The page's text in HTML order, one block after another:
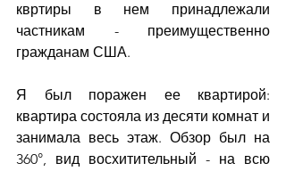
квртиры в нем принадлежали
частникам - преимущественно
гражданам США.
Я был поражен ее квартирой:
квартира состояла из десяти комнат и
занимала весь этаж. Обзор был на
360°, вид восхитительный - на всю